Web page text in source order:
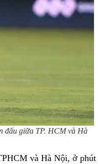
đấu giữa TP. HCM và Hà
và Hà Nội, ở phút